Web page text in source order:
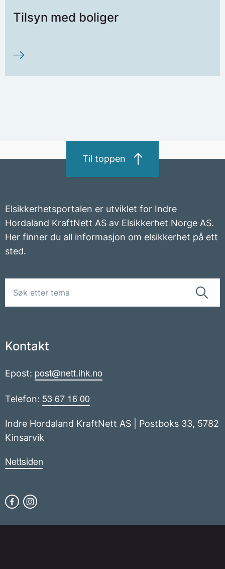
Tilsyn med boliger
Til toppen
Elsikkerhetsportalen er utviklet for Indre
Hordaland KraftNett AS av Elsikkerhet Norge AS.
Her finner du all informasjon om elsikkerhet på ett
sted.
Kontakt
Epost: post@nett.ihk.no
Telefon: 53 67 16 00
Indre Hordaland KraftNett AS | Postboks 33, 5782
Kinsarvik
Nettsiden